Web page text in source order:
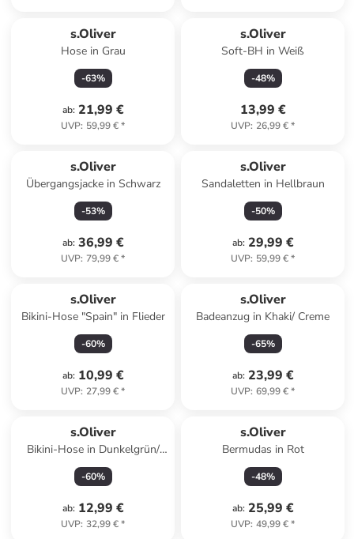
s.Oliver
Hose in Grau
-63%
ab: 21,99 €
UVP: 59,99 €*
s.Oliver
Soft-BH in Weiß
-48%
13,99 €
UVP: 26,99 €*
s.Oliver
Übergangsjacke in Schwarz
-53%
ab: 36,99 €
UVP: 79,99 €*
s.Oliver
Sandaletten in Hellbraun
-50%
ab: 29,99 €
UVP: 59,99 €*
s.Oliver
Bikini-Hose "Spain" in Flieder
-60%
ab: 10,99 €
UVP: 27,99 €*
s.Oliver
Badeanzug in Khaki/ Creme
-65%
ab: 23,99 €
UVP: 69,99 €*
s.Oliver
Bikini-Hose in Dunkelgrün/
Creme
-60%
ab: 12,99 €
UVP: 32,99 €*
s.Oliver
Bermudas in Rot
-48%
ab: 25,99 €
UVP: 49,99 €*